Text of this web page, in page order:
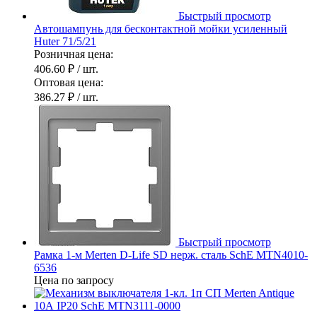
Быстрый просмотр
Автошампунь для бесконтактной мойки усиленный
Huter 71/5/21
Розничная цена:
406.60 ₽ / шт.
Оптовая цена:
386.27 ₽ / шт.
Быстрый просмотр
Рамка 1-м Merten D-Life SD нерж. сталь SchE MTN4010-
6536
Цена по запросу